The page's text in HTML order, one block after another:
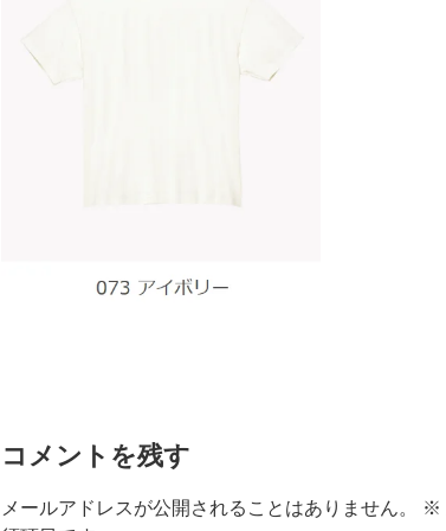
コメントを残す
メールアドレスが公開されることはありません。 ※